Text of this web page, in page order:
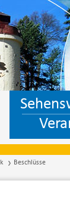
Beschlüsse